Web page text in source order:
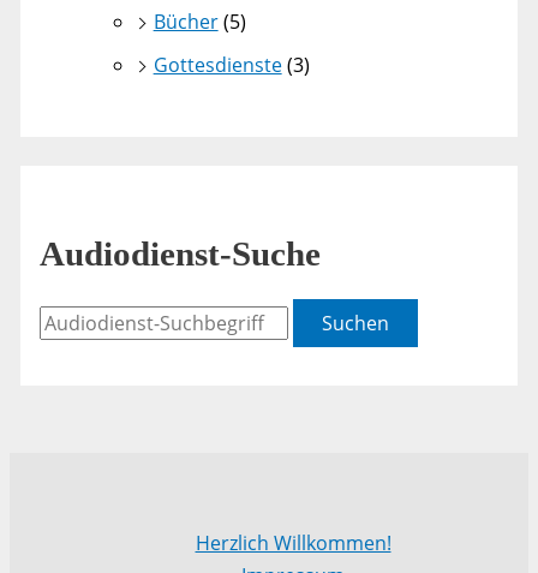
Bücher(5)
Gottesdienste(3)
Audiodienst-Suche
Suchen
Herzlich Willkommen!